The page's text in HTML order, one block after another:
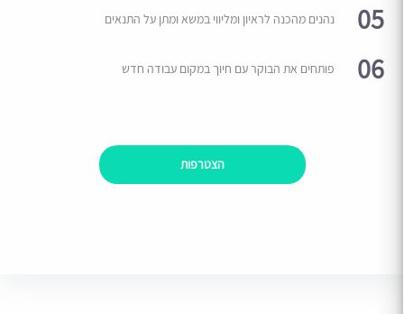
05 נהנים מהכנה לראיון ומליווי במשא ומתן על התנאים
06 פותחים את הבוקר עם חיוך במקום עבודה חדש
הצטרפות